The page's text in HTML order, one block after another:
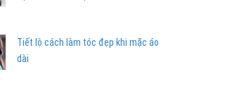
Tiết lộ cách làm tóc đẹp khi mặc áo
dài